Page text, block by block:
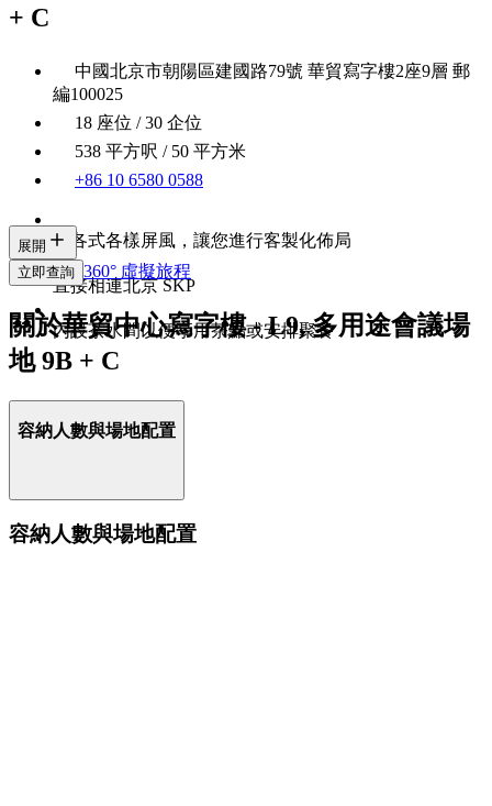
+ C
中國北京市朝陽區建國路79號 華貿寫字樓2座9層 郵
編100025
18 座位 / 30 企位
538 平方呎 / 50 平方米
+86 10 6580 0588
有各式各樣屏風，讓您進行客製化佈局
直接相連北京 SKP
內設茶水間以便享用茶點或安排聚餐
展開
立即查詢 360° 虛擬旅程
關於華貿中心寫字樓 - L9, 多用途會議場
地 9B + C
容納人數與場地配置
容納人數與場地配置